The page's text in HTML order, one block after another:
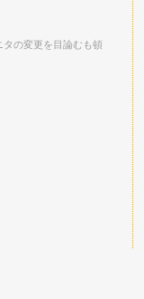
の変更を目論むも頓